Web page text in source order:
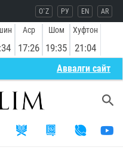
O`Z РУ EN AR
Аср
17:26
Шом
19:35
Хуфтон
21:04
Aввалги сайт